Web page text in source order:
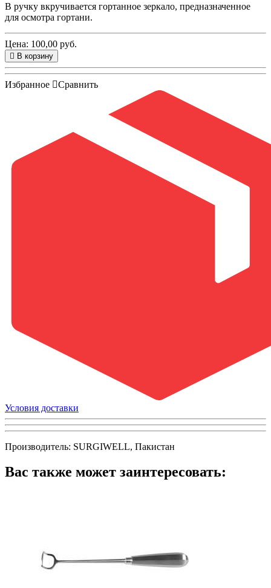
В ручку вкручивается гортанное зеркало, предназначенное
для осмотра гортани.
Цена: 100,00 руб.
В корзину
Избранное Сравнить
Условия доставки
Производитель: SURGIWELL, Пакистан
Вас также может заинтересовать: